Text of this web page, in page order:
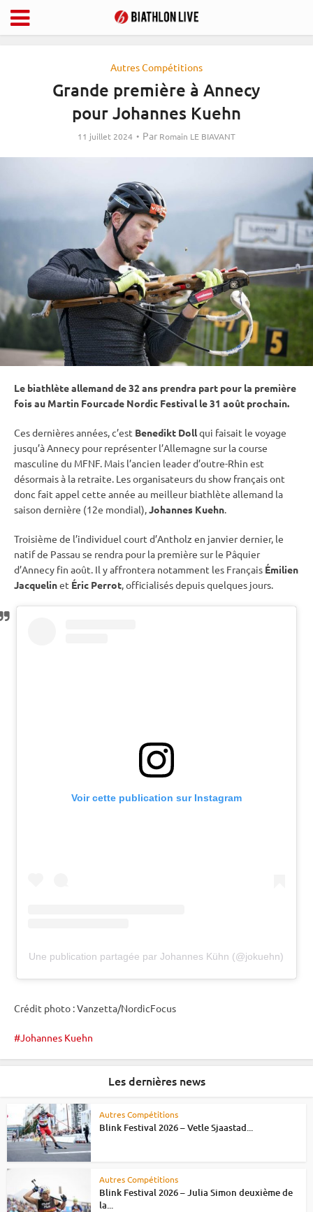
Autres Compétitions
Grande première à Annecy
pour Johannes Kuehn
11 juillet 2024 Par Romain LE BIAVANT
Le biathlète allemand de 32 ans prendra part pour la première
fois au Martin Fourcade Nordic Festival le 31 août prochain.
Ces dernières années, c’est Benedikt Dollqui faisait le voyage
jusqu’à Annecy pour représenter l’Allemagne sur la course
masculine du MFNF. Mais l’ancien leader d’outre-Rhin est
désormais à la retraite. Les organisateurs du show français ont
donc fait appel cette année au meilleur biathlète allemand la
saison dernière (12e mondial),Johannes Kuehn.
Troisième de l’individuel court d’Antholz en janvier dernier, le
natif de Passau se rendra pour la première sur le Pâquier
d’Annecy fin août. Il y affrontera notamment les Français Émilien
Jacquelinet Éric Perrot, officialisés depuis quelques jours.
Voir cette publication sur Instagram
Une publication partagée par Johannes Kühn (@jokuehn)
Crédit photo : Vanzetta/NordicFocus
Johannes Kuehn
Les dernières news
Autres Compétitions
Blink Festival 2026 – Vetle Sjaastad...
Autres Compétitions
Blink Festival 2026 – Julia Simon deuxième de
la...